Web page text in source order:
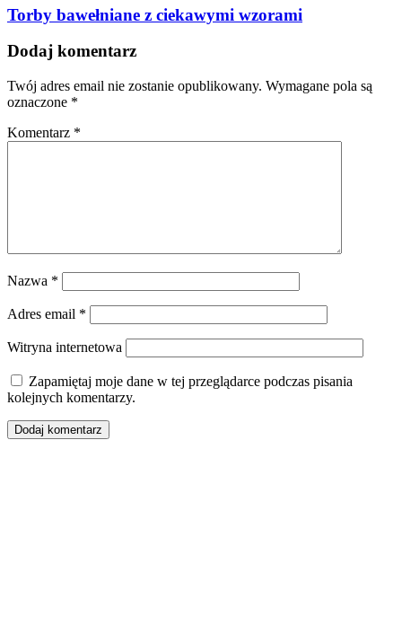
Torby bawełniane z ciekawymi wzorami
Dodaj komentarz
Twój adres email nie zostanie opublikowany. Wymagane pola są
oznaczone *
Komentarz *
Nazwa *
Adres email *
Witryna internetowa
Zapamiętaj moje dane w tej przeglądarce podczas pisania
kolejnych komentarzy.